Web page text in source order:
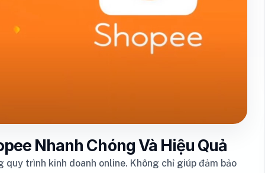
Nhanh Chóng Và Hiệu Quả
trình kinh doanh online. Không chỉ giúp đảm bảo